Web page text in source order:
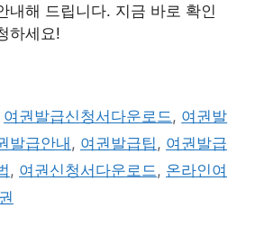
내해 드립니다. 지금 바로 확인
하세요!
여권발급신청서다운로드 , 여권발
발급안내 , 여권발급팁 , 여권발급
, 여권신청서다운로드 , 온라인여